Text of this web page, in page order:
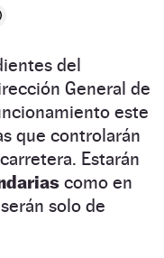
del
General de
este
que controlarán
Estarán
como en
solo de